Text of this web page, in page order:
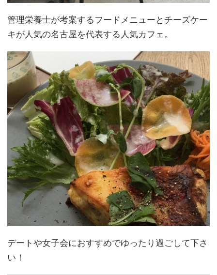
管理栄養士が考案するフードメニューとチーズケー
キが人気の名古屋を代表する人気カフェ。
デートや女子会におすすめでゆったり過ごして下さ
い！